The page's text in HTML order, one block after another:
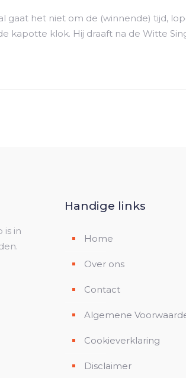
gaat het niet om de (winnende) tijd,
kapotte klok. Hij draaft na de Witte
is in
Handige links
Home
Over ons
Contact
Algemene
Cookieverklaring
Disclaimer